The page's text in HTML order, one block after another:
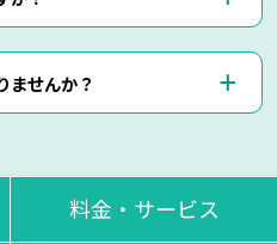
て頂きます。
れていないお客様に対して無
ましてはキャンセル料を頂く
応エリア内でしたら、最短25
。
ませんか？
。
ませんのでご安心くださいま
料金・サービス